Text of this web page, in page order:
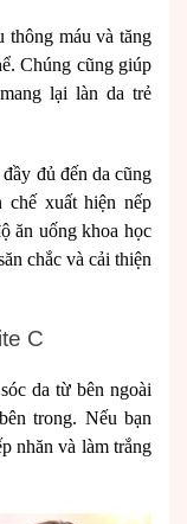
thông máu và tăng
Chúng cũng giúp
lại làn da trẻ
đủ đến da cũng
chế xuất hiện nếp
ăn uống khoa học
chắc và cải thiện
C
da từ bên ngoài
trong. Nếu bạn
nhăn và làm trắng